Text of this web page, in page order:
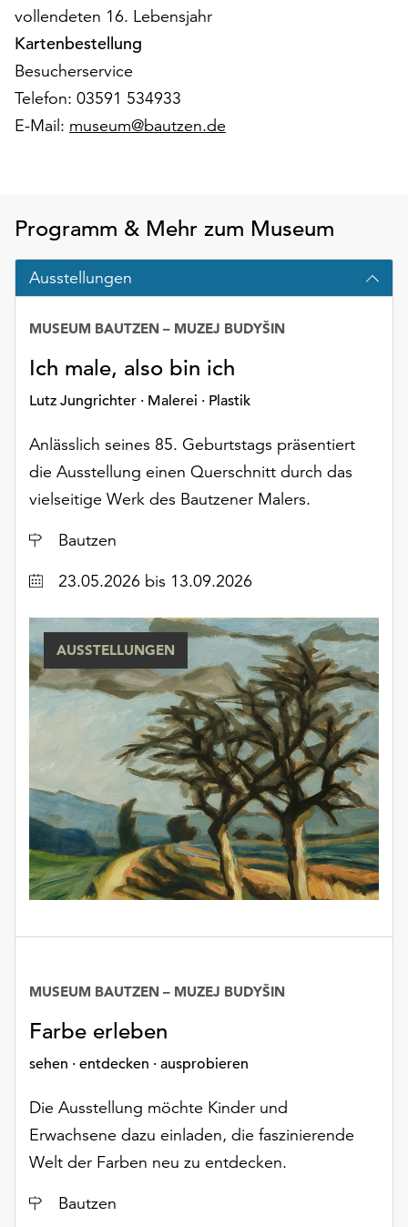
Möchten
Sie
verwendeten
Cookies
anpassen,
über
Schaltfläche
„Auswählen“.
Weitere
finden
Datenschutzerklärung
oder
dem
Impressum
vollendeten 16. Lebensjahr
Kartenbestellung
Besucherservice
Telefon: 03591 534933
E-Mail: museum@bautzen.de
Programm & Mehr zum Museum
Ausstellungen
Ich male, also bin ich
Lutz Jungrichter · Malerei · Plastik
MUSEUM BAUTZEN – MUZEJ BUDYŠIN
Anlässlich seines 85. Geburtstags präsentiert
die Ausstellung einen Querschnitt durch das
vielseitige Werk des Bautzener Malers.
Ort
Bautzen
Datum23.05.2026 bis 13.09.2026
AUSSTELLUNGEN
Farbe erleben
sehen · entdecken · ausprobieren
MUSEUM BAUTZEN – MUZEJ BUDYŠIN
Die Ausstellung möchte Kinder und
Erwachsene dazu einladen, die faszinierende
Welt der Farben neu zu entdecken.
Ort
Bautzen